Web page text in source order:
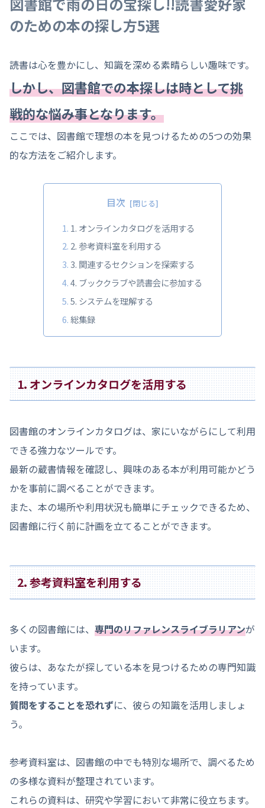
のための本の探し方5選
読書は心を豊かにし、知識を深める素晴らしい趣味です。
しかし、図書館での本探しは時として挑
戦的な悩み事となります。
ここでは、図書館で理想の本を見つけるための5つの効果
的な方法をご紹介します。
目次
1. オンラインカタログを活用する
2. 参考資料室を利用する
3. 関連するセクションを探索する
4. ブッククラブや読書会に参加する
5. システムを理解する
総集録
1. オンラインカタログを活用する
図書館のオンラインカタログは、家にいながらにして利用
できる強力なツールです。
最新の蔵書情報を確認し、興味のある本が利用可能かどう
かを事前に調べることができます。
また、本の場所や利用状況も簡単にチェックできるため、
図書館に行く前に計画を立てることができます。
2. 参考資料室を利用する
多くの図書館には、 専門のリファレンスライブラリアンが
います。
彼らは、あなたが探している本を見つけるための専門知識
を持っています。
質問をすることを恐れずに、彼らの知識を活用しましょ
う。
参考資料室は、図書館の中でも特別な場所で、調べるため
の多様な資料が整理されています。
これらの資料は、研究や学習において非常に役立ちます。